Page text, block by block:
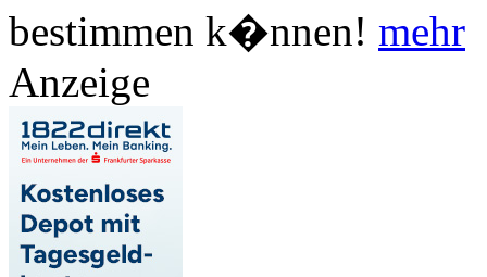
bestimmen k�nnen! mehr
Anzeige